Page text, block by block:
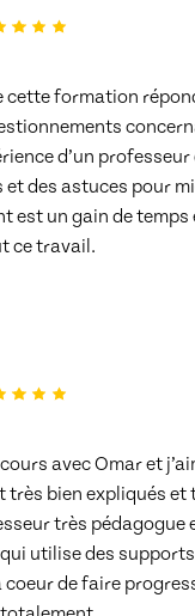
cette formation
d’un
et des astuces pour
est un gain de
ce travail.
avec Omar et
très bien expliqués et
très pédagogue
utilise des
de faire